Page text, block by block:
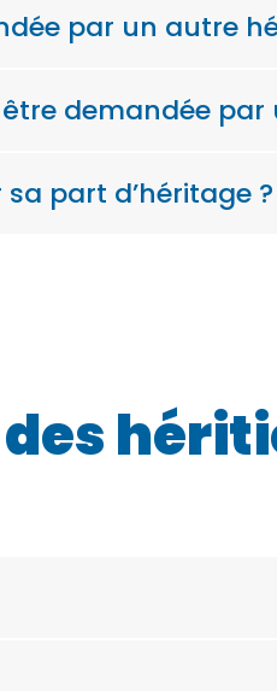
par un autre
demandée par
part d’héritage ?